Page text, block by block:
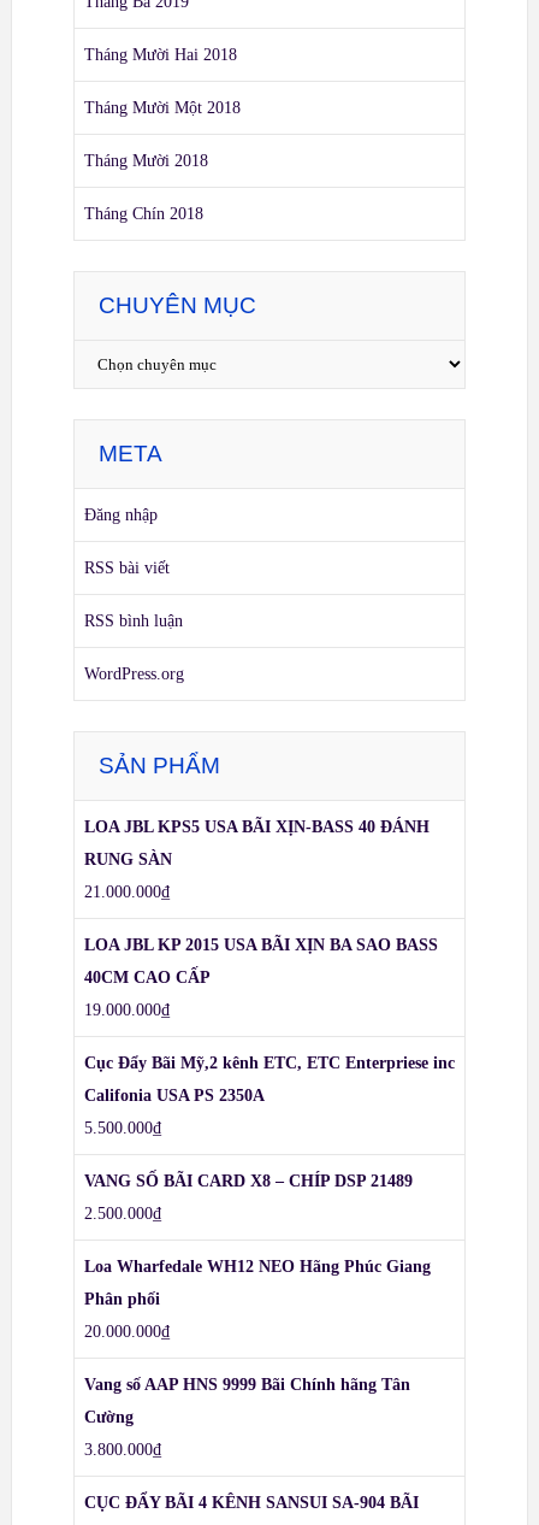
Tháng Mười Hai 2018
Tháng Mười Một 2018
Tháng Mười 2018
Tháng Chín 2018
CHUYÊN MỤC
META
Đăng nhập
RSS bài viết
RSS bình luận
WordPress.org
SẢN PHẨM
LOA JBL KPS5 USA BÃI XỊN-BASS 40 ĐÁNH
RUNG SÀN
21.000.000₫
LOA JBL KP 2015 USA BÃI XỊN BA SAO BASS
40CM CAO CẤP
19.000.000₫
Cục Đẩy Bãi Mỹ,2 kênh ETC, ETC Enterpriese inc
Califonia USA PS 2350A
5.500.000₫
VANG SỐ BÃI CARD X8 – CHÍP DSP 21489
2.500.000₫
Loa Wharfedale WH12 NEO Hãng Phúc Giang
Phân phối
20.000.000₫
Vang số AAP HNS 9999 Bãi Chính hãng Tân
Cường
3.800.000₫
CỤC ĐẨY BÃI 4 KÊNH SANSUI SA-904 BÃI